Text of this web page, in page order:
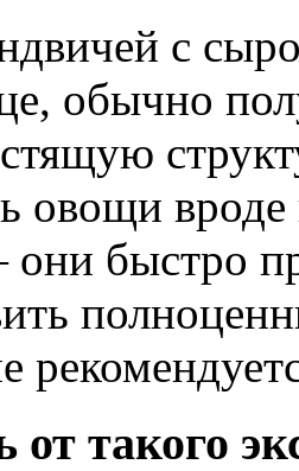
с
обычно
овощи
быстро
от такого